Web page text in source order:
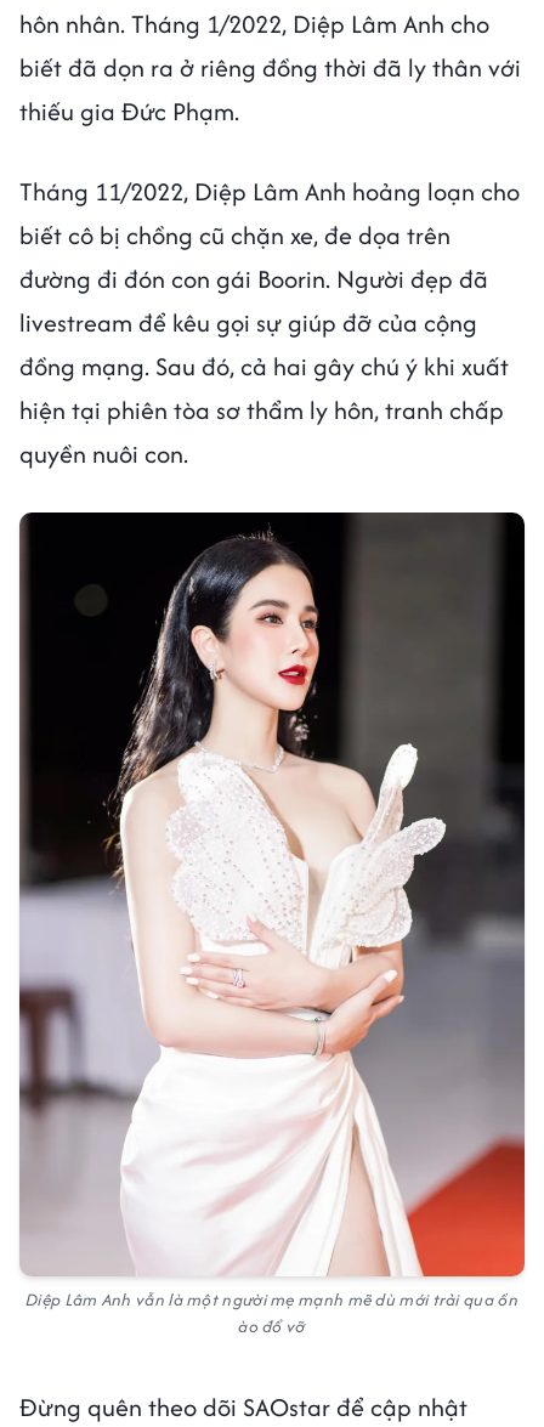
hôn nhân. Tháng 1/2022, Diệp Lâm Anh cho
biết đã dọn ra ở riêng đồng thời đã ly thân với
thiếu gia Đức Phạm.
Tháng 11/2022, Diệp Lâm Anh hoảng loạn cho
biết cô bị chồng cũ chặn xe, đe dọa trên
đường đi đón con gái Boorin. Người đẹp đã
livestream để kêu gọi sự giúp đỡ của cộng
đồng mạng. Sau đó, cả hai gây chú ý khi xuất
hiện tại phiên tòa sơ thẩm ly hôn, tranh chấp
quyền nuôi con.
Diệp Lâm Anh vẫn là một người mẹ mạnh mẽ dù mới trải qua ồn
ào đổ vỡ
Đừng quên theo dõi SAOstar để cập nhật